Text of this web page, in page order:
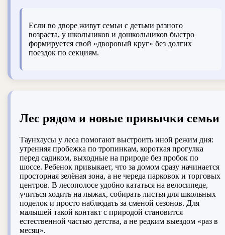
Если во дворе живут семьи с детьми разного
возраста, у школьников и дошкольников быстро
формируется свой «дворовый круг» без долгих
поездок по секциям.
Лес рядом и новые привычки семьи
Таунхаусы у леса помогают выстроить иной режим дня:
утренняя пробежка по тропинкам, короткая прогулка
перед садиком, выходные на природе без пробок по
шоссе. Ребенок привыкает, что за домом сразу начинается
просторная зелёная зона, а не череда парковок и торговых
центров. В лесополосе удобно кататься на велосипеде,
учиться ходить на лыжах, собирать листья для школьных
поделок и просто наблюдать за сменой сезонов. Для
малышей такой контакт с природой становится
естественной частью детства, а не редким выездом «раз в
месяц».